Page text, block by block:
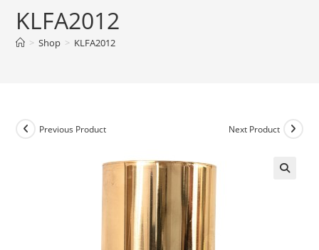
KLFA2012
> Shop > KLFA2012
Previous Product Next Product